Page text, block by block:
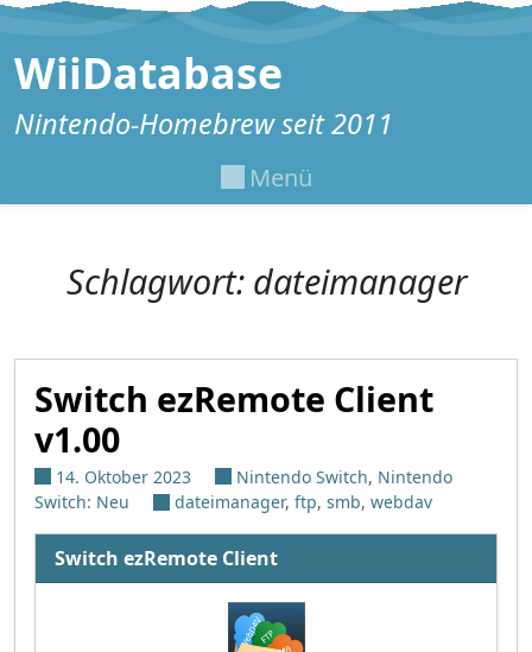
Zum Inhalt springen
WiiDatabase
Nintendo-Homebrew seit 2011
Menü
Schlagwort: dateimanager
Switch ezRemote Client
v1.00
14. Oktober 2023 Nintendo Switch, Nintendo
Switch: Neu
dateimanager, ftp, smb, webdav
Switch ezRemote Client